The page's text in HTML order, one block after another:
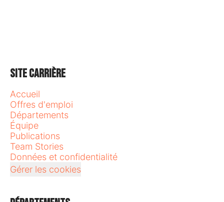
Site carrière
Accueil
Offres d'emploi
Départements
Équipe
Publications
Team Stories
Données et confidentialité
Gérer les cookies